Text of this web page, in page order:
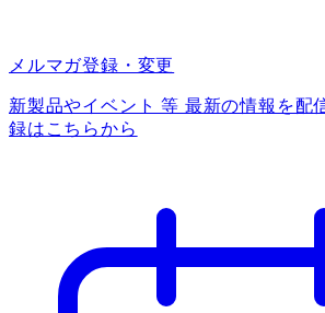
メルマガ登録・変更
新製品やイベント 等 最新の情報を配
録はこちらから